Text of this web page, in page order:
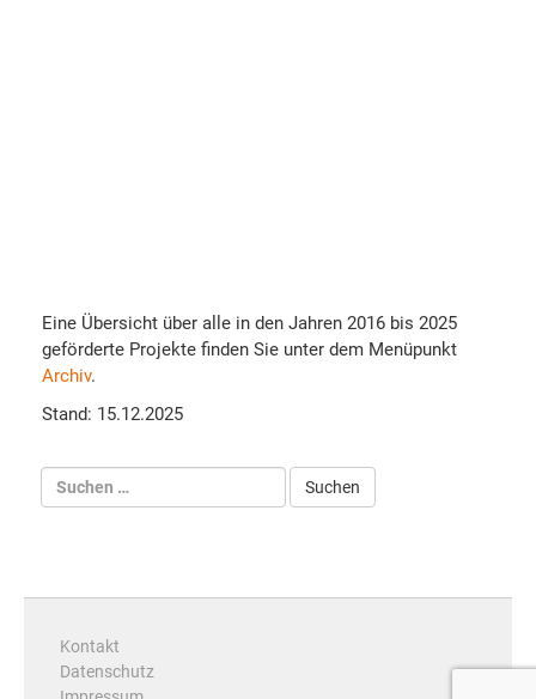
Eine Übersicht über alle in den Jahren 2016 bis 2025
geförderte Projekte finden Sie unter dem Menüpunkt
Archiv.
Stand: 15.12.2025
Kontakt
Datenschutz